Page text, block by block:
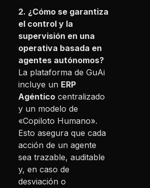
2. ¿Cómo se garantiza
el control y la
supervisión en una
operativa basada en
agentes autónomos?
La plataforma de GuAi
incluye un ERP
Agéntico centralizado
y un modelo de
«Copiloto Humano».
Esto asegura que cada
acción de un agente
sea trazable, auditable
y, en caso de
desviación o